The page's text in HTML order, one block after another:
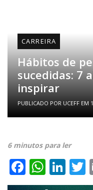
CARREIRA
Hábitos de
sucedidas: 7
inspirar
PUBLICADO POR UCEFF EM
6 minutos para ler